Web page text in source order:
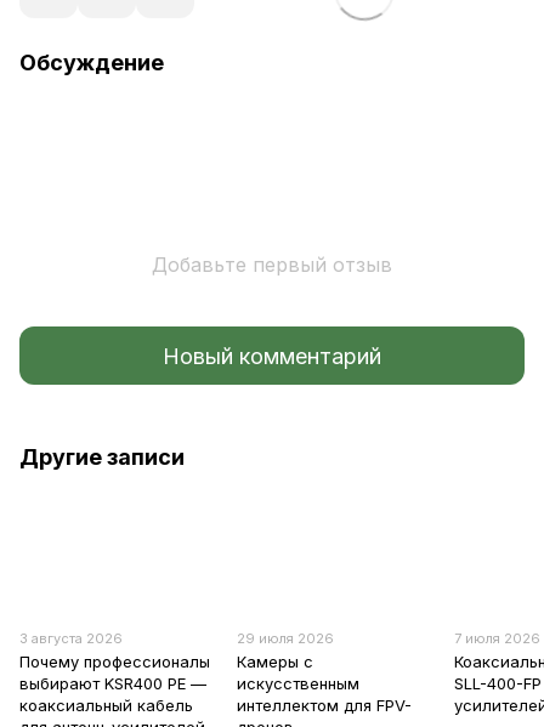
Обсуждение
Добавьте первый отзыв
Новый комментарий
Другие записи
3 августа 2026
Почему профессионалы
выбирают KSR400 PE —
коаксиальный кабель
29 июля 2026
Камеры с
искусственным
интеллектом для FPV-
7 июля 2026
SLL-400-